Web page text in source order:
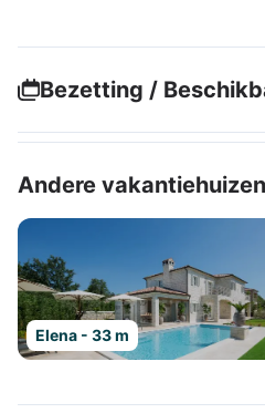
Bezetting /
Andere
Elena - 33 m